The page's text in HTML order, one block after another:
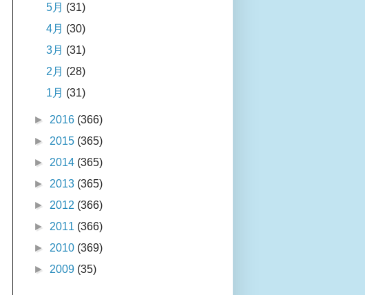
5月 (31)
4月 (30)
3月 (31)
2月 (28)
1月 (31)
► 2016 (366)
► 2015 (365)
► 2014 (365)
► 2013 (365)
► 2012 (366)
► 2011 (366)
► 2010 (369)
► 2009 (35)